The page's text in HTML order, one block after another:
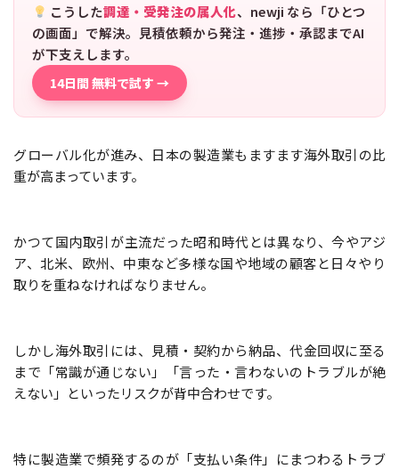
こうした調達・受発注の属人化、newji なら「ひとつ
の画面」で解決。見積依頼から発注・進捗・承認までAI
が下支えします。
14日間 無料で試す →
グローバル化が進み、日本の製造業もますます海外取引の比
重が高まっています。
かつて国内取引が主流だった昭和時代とは異なり、今やアジ
ア、北米、欧州、中東など多様な国や地域の顧客と日々やり
取りを重ねなければなりません。
しかし海外取引には、見積・契約から納品、代金回収に至る
まで「常識が通じない」「言った・言わないのトラブルが絶
えない」といったリスクが背中合わせです。
特に製造業で頻発するのが「支払い条件」にまつわるトラブ